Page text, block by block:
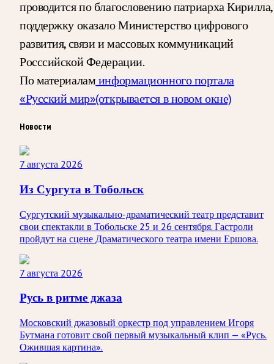
проводится по благословению патриарха Кирилла,
поддержку оказало Министерство цифрового
развития, связи и массовых коммуникаций
Росссийской Федерации.
По материаламинформационного портала
«Русский мир»(открывается в новом окне)
Новости
7 августа 2026
Из Сургута в Тобольск
Сургутский музыкально-драматический театр представит
свои спектакли в Тобольске 25 и 26 сентября. Гастроли
пройдут на сцене Драматического театра имени Ершова.
7 августа 2026
Русь в ритме джаза
Московский джазовый оркестр под управлением Игоря
Бутмана готовит свой первый музыкальный клип — «Русь.
Ожившая картина».